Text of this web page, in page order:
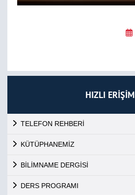
HIZLI ERİŞİM
TELEFON REHBERİ
KÜTÜPHANEMİZ
BİLİMNAME DERGİSİ
DERS PROGRAMI